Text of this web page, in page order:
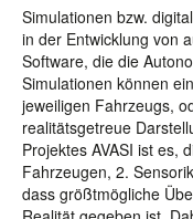
Simulationen bzw.
in der Entwicklung von
Software, die die
Simulationen können
jeweiligen Fahrzeugs,
realitätsgetreue
Projektes AVASI ist es,
Fahrzeugen, 2.
dass größtmögliche